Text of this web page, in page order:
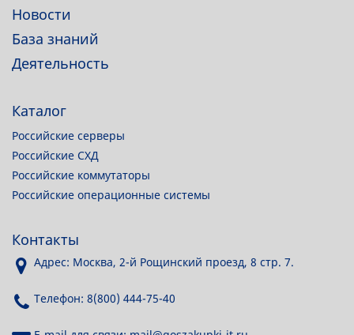
Новости
База знаний
Деятельность
Каталог
Российские серверы
Российские СХД
Российские коммутаторы
Российские операционные системы
Контакты
Адрес: Москва, 2-й Рощинский проезд, 8 стр. 7.
Телефон: 8(800) 444-75-40